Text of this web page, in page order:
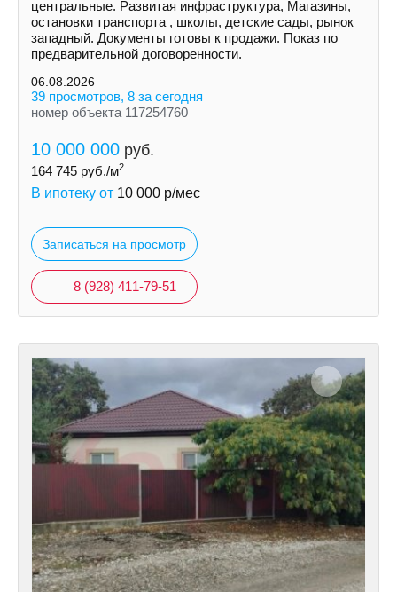
центральные. Развитая инфраструктура, Магазины,
остановки транспорта , школы, детские сады, рынок
западный. Документы готовы к продажи. Показ по
предварительной договоренности.
06.08.2026
39 просмотров, 8 за сегодня
номер объекта 117254760
10 000 000 руб.
164 745 руб./м2
В ипотеку от 10 000 р/мес
Записаться на просмотр
8 (928) 411-79-51